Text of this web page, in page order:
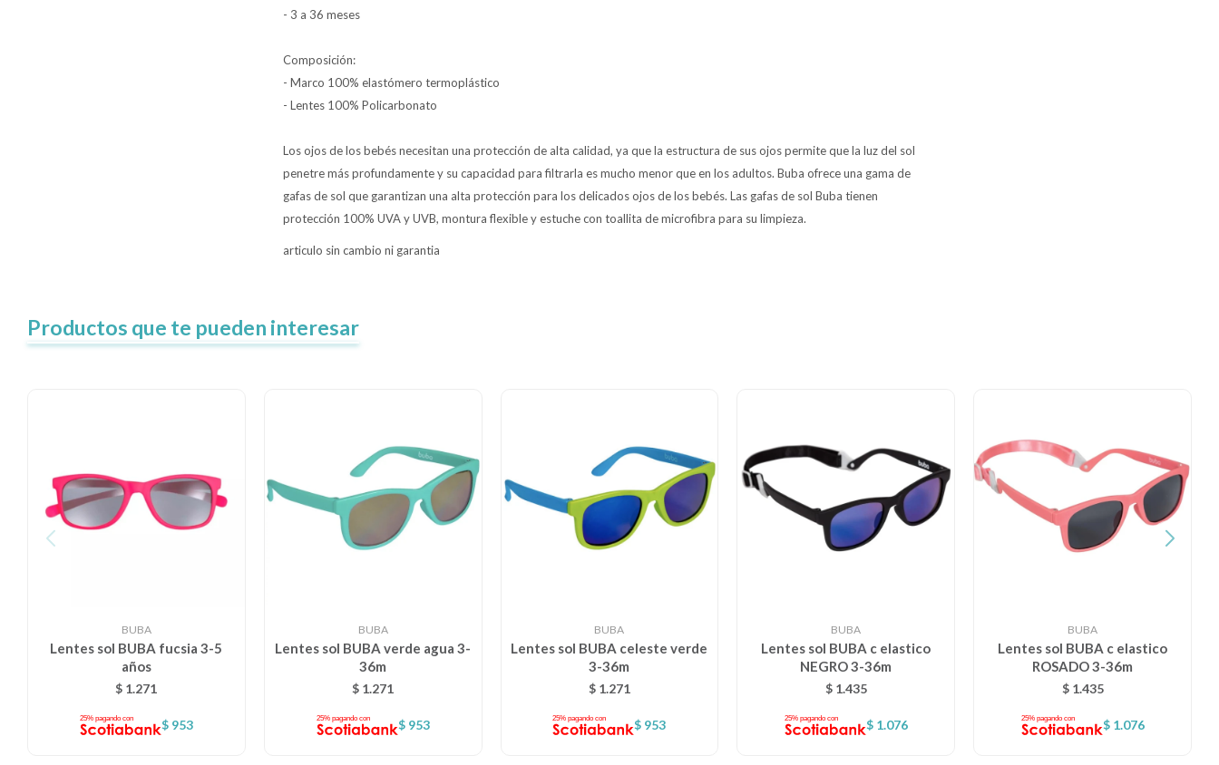
- 3 a 36 meses
Composición:
- Marco 100% elastómero termoplástico
- Lentes 100% Policarbonato
Los ojos de los bebés necesitan una protección de alta calidad, ya que la estructura de sus ojos permite que la luz del sol
penetre más profundamente y su capacidad para filtrarla es mucho menor que en los adultos. Buba ofrece una gama de
gafas de sol que garantizan una alta protección para los delicados ojos de los bebés. Las gafas de sol Buba tienen
protección 100% UVA y UVB, montura flexible y estuche con toallita de microfibra para su limpieza.
articulo sin cambio ni garantia
Productos que te pueden interesar
BUBA
Lentes sol BUBA fucsia 3-5
años
$ 1.271
$ 953
BUBA
Lentes sol BUBA verde agua 3-
36m
$ 1.271
$ 953
BUBA
Lentes sol BUBA celeste verde
3-36m
$ 1.271
$ 953
BUBA
Lentes sol BUBA c elastico
NEGRO 3-36m
$ 1.435
$ 1.076
BUBA
Lentes sol BUBA c elastico
ROSADO 3-36m
$ 1.435
$ 1.076